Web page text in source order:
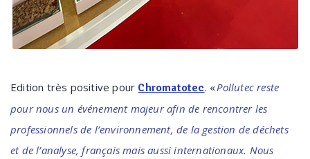
Edition très positive pour Chromatotec. «Pollutec reste
pour nous un événement majeur afin de rencontrer les
professionnels de l’environnement, de la gestion de déchets
et de l’analyse, français mais aussi internationaux. Nous